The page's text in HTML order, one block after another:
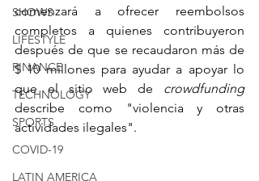
SHOWS
LIFESTYLE
FINANCE
TECHNOLOGY
SPORTS
COVID-19
LATIN AMERICA
comenzará a ofrecer reembolsos
completos a quienes contribuyeron
después de que se recaudaron más de
$ 10 millones para ayudar a apoyar lo
que el sitio web de crowdfunding
describe como "violencia y otras
actividades ilegales".